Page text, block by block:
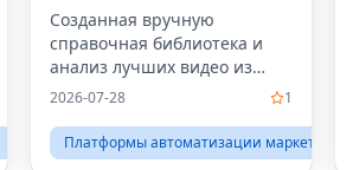
Созданная вручную
справочная библиотека и
анализ лучших видео из
Instagram и TikTok.
2026-07-28 1
Платформы автоматизации маркетинга